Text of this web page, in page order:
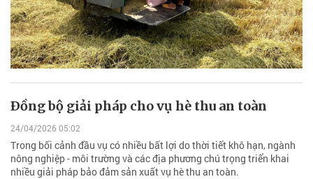
Ðồng bộ giải pháp cho vụ hè thu an toàn
24/04/2026 05:02
Trong bối cảnh đầu vụ có nhiều bất lợi do thời tiết khô hạn, ngành
nông nghiệp - môi trường và các địa phương chú trọng triển khai
nhiều giải pháp bảo đảm sản xuất vụ hè thu an toàn.